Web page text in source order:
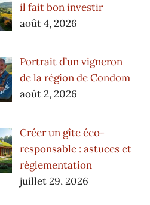
il fait bon investir
août 4, 2026
Portrait d’un vigneron
de la région de Condom
août 2, 2026
Créer un gîte éco-
responsable : astuces et
réglementation
juillet 29, 2026